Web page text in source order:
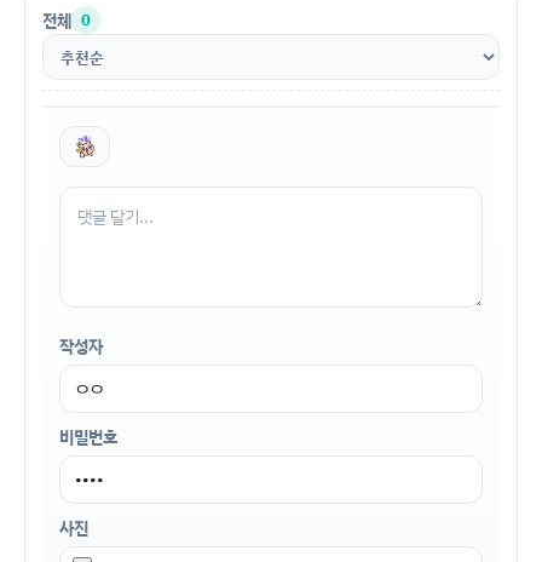
전체 0
작성자
비밀번호
사진